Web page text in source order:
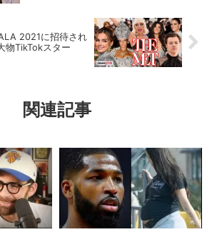
2021に招待され
物TikTokスター
関連記事